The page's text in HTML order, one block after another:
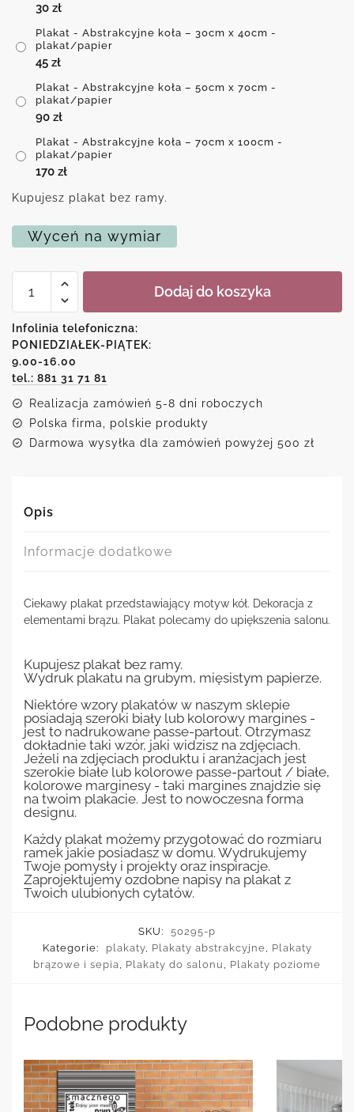
30 zł
Plakat - Abstrakcyjne koła – 30cm x 40cm -
plakat/papier
45 zł
Plakat - Abstrakcyjne koła – 50cm x 70cm -
plakat/papier
90 zł
Plakat - Abstrakcyjne koła – 70cm x 100cm -
plakat/papier
170 zł
Kupujesz plakat bez ramy.
Wyceń na wymiar
Plakat
koła
Dodaj do koszyka
Infolinia telefoniczna:
PONIEDZIAŁEK-PIĄTEK:
9.00-16.00
tel.: 881 31 71 81
Realizacja zamówień 5-8 dni roboczych
Polska firma, polskie produkty
Darmowa wysyłka dla zamówień powyżej 500 zł
Opis
Informacje dodatkowe
Ciekawy plakat przedstawiający motyw kół. Dekoracja z
elementami brązu. Plakat polecamy do upiększenia salonu.
Kupujesz plakat bez ramy.
Wydruk plakatu na grubym, mięsistym papierze.
Niektóre wzory plakatów w naszym sklepie
posiadają szeroki biały lub kolorowy margines -
jest to nadrukowane passe-partout. Otrzymasz
dokładnie taki wzór, jaki widzisz na zdjęciach.
Jeżeli na zdjęciach produktu i aranżacjach jest
szerokie białe lub kolorowe passe-partout / białe,
kolorowe marginesy - taki margines znajdzie się
na twoim plakacie. Jest to nowoczesna forma
designu.
Każdy plakat możemy przygotować do rozmiaru
ramek jakie posiadasz w domu. Wydrukujemy
Twoje pomysły i projekty oraz inspiracje.
Zaprojektujemy ozdobne napisy na plakat z
Twoich ulubionych cytatów.
SKU:
50295-p
Kategorie:
plakaty, Plakaty abstrakcyjne, Plakaty
brązowe i sepia, Plakaty do salonu , Plakaty poziome
Podobne produkty